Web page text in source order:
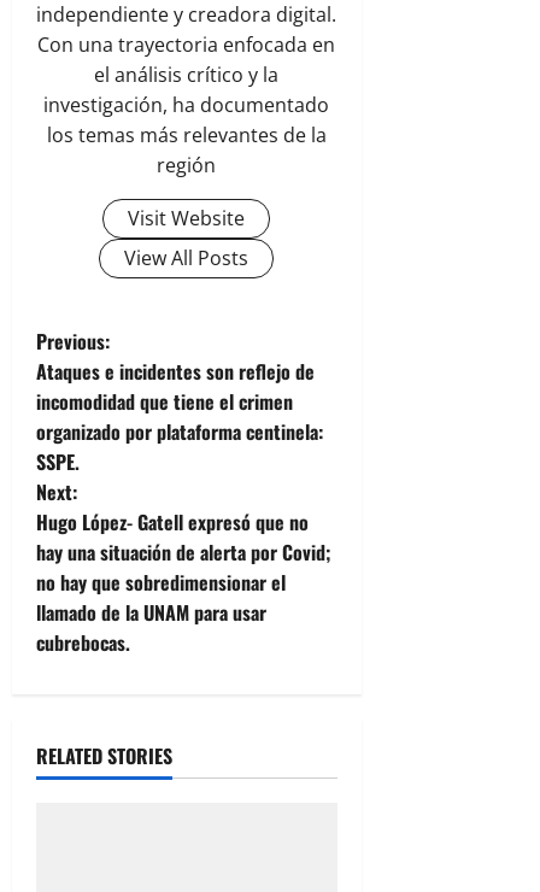
independiente y creadora digital.
Con una trayectoria enfocada en
el análisis crítico y la
investigación, ha documentado
los temas más relevantes de la
región
Visit Website
View All Posts
P
o
s
t
n
a
v
g
Previous:
Ataques e incidentes son reflejo de
incomodidad que tiene el crimen
organizado por plataforma centinela:
SSPE.
Next:
Hugo López- Gatell expresó que no
hay una situación de alerta por Covid;
no hay que sobredimensionar el
llamado de la UNAM para usar
cubrebocas.
RELATED STORIES